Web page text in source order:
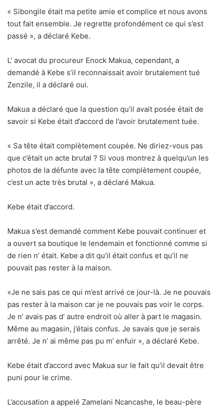
« Sibongile était ma petite amie et complice et nous avons
tout fait ensemble. Je regrette profondément ce qui s’est
passé », a déclaré Kebe.
L’ avocat du procureur Enock Makua, cependant, a
demandé à Kebe s’il reconnaissait avoir brutalement tué
Zenzile, il a déclaré oui.
Makua a déclaré que la question qu’il avait posée était de
savoir si Kebe était d’accord de l’avoir brutalement tuée.
« Sa tête était complètement coupée. Ne diriez-vous pas
que c’était un acte brutal ? Si vous montrez à quelqu’un les
photos de la défunte avec la tête complètement coupée,
c’est un acte très brutal », a déclaré Makua.
Kebe était d’accord.
Makua s’est demandé comment Kebe pouvait continuer et
a ouvert sa boutique le lendemain et fonctionné comme si
de rien n’ était. Kebe a dit qu’il était confus et qu’il ne
pouvait pas rester à la maison.
«Je ne sais pas ce qui m’est arrivé ce jour-là. Je ne pouvais
pas rester à la maison car je ne pouvais pas voir le corps.
Je n’ avais pas d’ autre endroit où aller à part le magasin.
Même au magasin, j’étais confus. Je savais que je serais
arrêté. Je n’ ai même pas pu m’ enfuir », a déclaré Kebe.
Kebe était d’accord avec Makua sur le fait qu’il devait être
puni pour le crime.
L’accusation a appelé Zamelani Ncancashe, le beau-père